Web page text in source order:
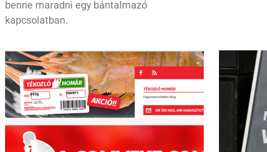
benne maradni egy bántalmazó
kapcsolatban.